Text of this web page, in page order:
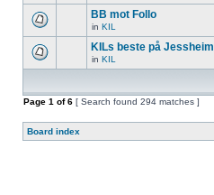
BB mot Follo
in KIL
KILs beste på Jessheim
in KIL
Page 1 of6 [ Search found 294 matches ]
Board index